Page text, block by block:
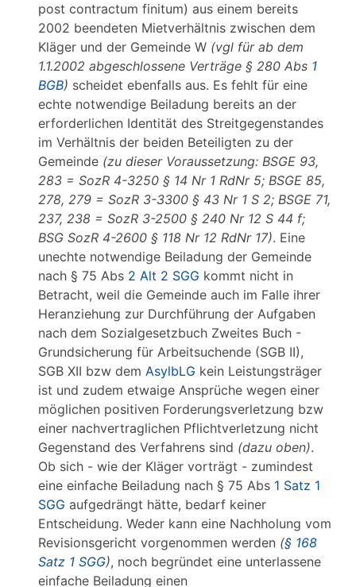
post contractum finitum) aus einem bereits
2002 beendeten Mietverhältnis zwischen dem
Kläger und der Gemeinde W (vgl für ab dem
1.1.2002 abgeschlossene Verträge § 280 Abs 1
BGB) scheidet ebenfalls aus. Es fehlt für eine
echte notwendige Beiladung bereits an der
erforderlichen Identität des Streitgegenstandes
im Verhältnis der beiden Beteiligten zu der
Gemeinde (zu dieser Voraussetzung: BSGE 93,
283 = SozR 4-3250 § 14 Nr 1 RdNr 5; BSGE 85,
278, 279 = SozR 3-3300 § 43 Nr 1 S 2; BSGE 71,
237, 238 = SozR 3-2500 § 240 Nr 12 S 44 f;
BSG SozR 4-2600 § 118 Nr 12 RdNr 17). Eine
unechte notwendige Beiladung der Gemeinde
nach § 75 Abs 2 Alt 2 SGG kommt nicht in
Betracht, weil die Gemeinde auch im Falle ihrer
Heranziehung zur Durchführung der Aufgaben
nach dem Sozialgesetzbuch Zweites Buch -
Grundsicherung für Arbeitsuchende (SGB II),
SGB XII bzw dem AsylbLG kein Leistungsträger
ist und zudem etwaige Ansprüche wegen einer
möglichen positiven Forderungsverletzung bzw
einer nachvertraglichen Pflichtverletzung nicht
Gegenstand des Verfahrens sind (dazu oben).
Ob sich - wie der Kläger vorträgt - zumindest
eine einfache Beiladung nach § 75 Abs 1 Satz 1
SGG aufgedrängt hätte, bedarf keiner
Entscheidung. Weder kann eine Nachholung vom
Revisionsgericht vorgenommen werden (§ 168
Satz 1 SGG), noch begründet eine unterlassene
einfache Beiladung einen